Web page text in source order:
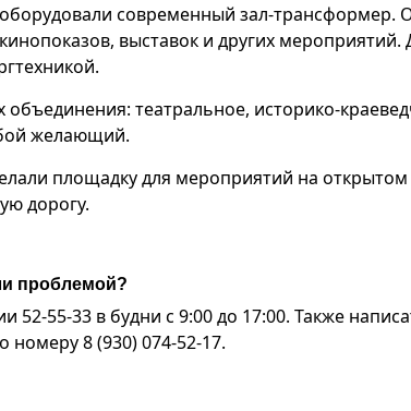
современный зал-трансформер.
выставок и других мероприятий.
театральное, историко-
желающий.
площадку для мероприятий на открытом
дорогу.
проблемой?
55-33 в будни с 9:00 до 17:00. Также
8 (930) 074-52-17.